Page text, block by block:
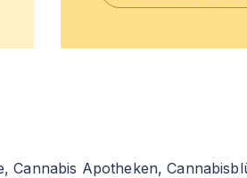
Apotheken,